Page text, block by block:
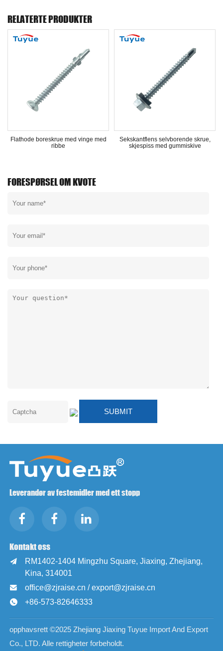
RELATERTE PRODUKTER
Flathode boreskrue med vinge med
ribbe
Sekskantflens selvborende skrue,
skjespiss med gummiskive
FORESPØRSEL OM KVOTE
Leverandør av festemidler med ett stopp
Kontakt oss

RM1402-1404 Mingzhu Square, Jiaxing, Zhejiang,
Kina, 314001
 office@zjraise.cn / export@zjraise.cn
 +86-573-82646333
opphavsrett ©2025 Zhejiang Jiaxing Tuyue Import And Export
Co., LTD. Alle rettigheter forbeholdt.